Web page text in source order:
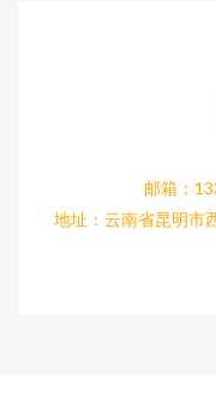
邮箱：
地址：云南省昆明市